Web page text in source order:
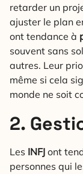
retarder un
ajuster le plan
ont tendance à
souvent sans
autres. Leur
même si cela
monde ne soit
2.
Les INFJ ont
personnes qui